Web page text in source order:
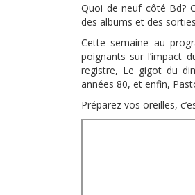
Quoi de neuf côté Bd?
des albums et des
Cette semaine au
poignants sur l’impact
registre, Le gigot du
années 80, et enfin,
Préparez vos oreilles,